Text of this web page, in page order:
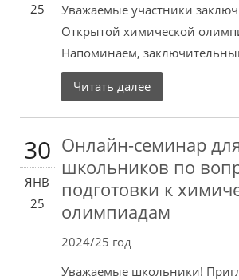
25
Уважаемые участники
Открытой химической
Напоминаем,
Читать далее
30
ЯНВ
25
Онлайн-семинар
школьников по
подготовки к
олимпиадам
2024/25 год
Уважаемые школьники!